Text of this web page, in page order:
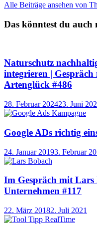
Alle Beiträge ansehen von
Das könntest du auch
Naturschutz
integrieren |
Artenglück #486
28. Februar 202423. Juni
Google ADs richtig
24. Januar 20193. Februar
Im Gespräch mit Lars
Unternehmen #117
22. März 20182. Juli 2021